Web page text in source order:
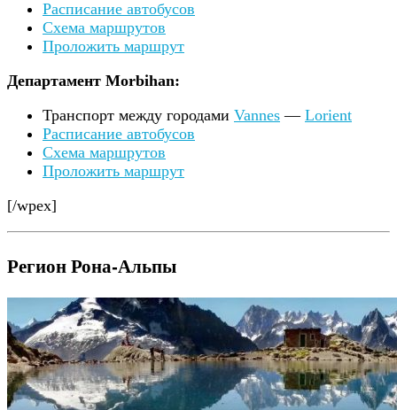
Расписание автобусов
Схема маршрутов
Проложить маршрут
Департамент Morbihan:
Транспорт между городами Vannes — Lorient
Расписание автобусов
Схема маршрутов
Проложить маршрут
[/wpex]
Регион Рона-Альпы